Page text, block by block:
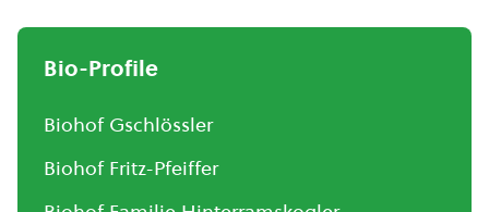
Bio-Profile
Biohof Gschlössler
Biohof Fritz-Pfeiffer